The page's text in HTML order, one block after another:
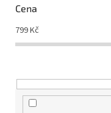
Cena
799Kč